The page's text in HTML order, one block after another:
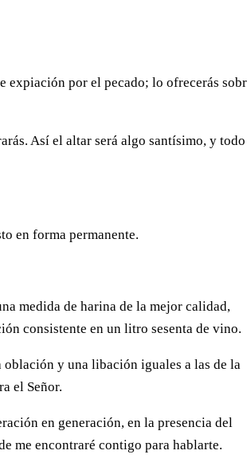
expiación por el pecado; lo ofrecerás
Así el altar será algo santísimo, y todo
en forma permanente.
medida de harina de la mejor calidad,
consistente en un litro sesenta de vino.
y una libación iguales a las de la
el Señor.
en generación, en la presencia del
me encontraré contigo para hablarte.